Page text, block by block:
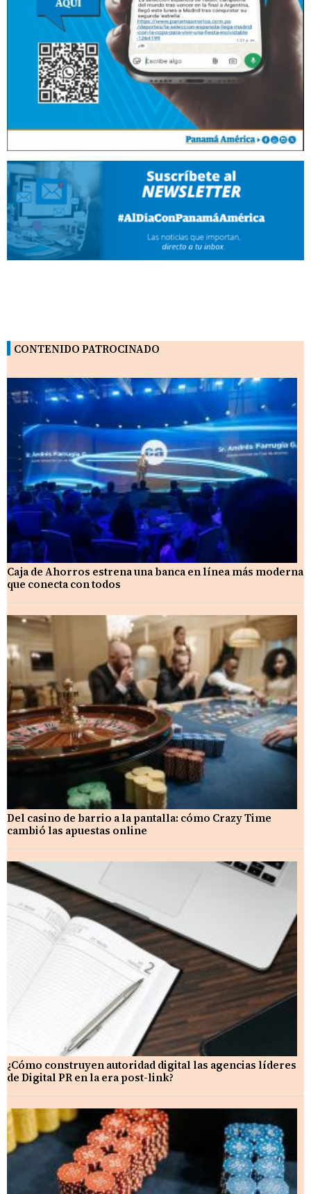
CONTENIDO PATROCINADO
Caja de Ahorros estrena una banca en línea más moderna
que conecta con todos
Del casino de barrio a la pantalla: cómo Crazy Time
cambió las apuestas online
¿Cómo construyen autoridad digital las agencias líderes
de Digital PR en la era post-link?